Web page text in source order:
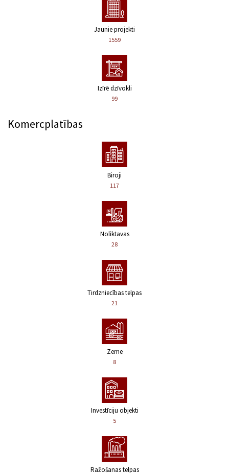
Jaunie projekti
1559
Izīrē dzīvokli
99
Komercplatības
Biroji
117
Noliktavas
28
Tirdzniecības telpas
21
Zeme
8
Investīciju objekti
5
Ražošanas telpas